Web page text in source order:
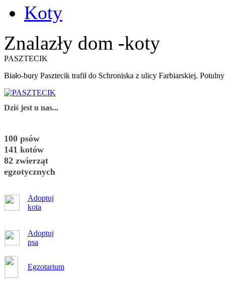
Koty
Znalazły dom -koty
PASZTECIK
Biało-bury Pasztecik trafił do Schroniska z ulicy Farbiarskiej.
Dziś jest u nas...
100 psów
141 kotów
82 zwierząt
egzotycznych
Adoptuj
kota
Adoptuj
psa
Egzotarium